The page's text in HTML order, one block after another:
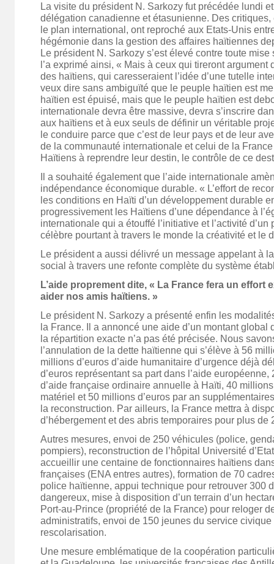
La visite du président N. Sarkozy fut précédée lundi
délégation canadienne et étasunienne. Des
le plan international, ont reproché aux Etats-Unis
hégémonie dans la gestion des affaires haïtiennes
Le président N. Sarkozy s’est élevé contre toute
l’a exprimé ainsi, « Mais à ceux qui tireront argument
des haïtiens, qui caresseraient l’idée d’une tutelle
veux dire sans ambiguïté que le peuple haïtien est
haïtien est épuisé, mais que le peuple haïtien est
internationale devra être massive, devra s’inscrire
aux haïtiens et à eux seuls de définir un véritable
le conduire parce que c’est de leur pays et de leur
de la communauté internationale et celui de la France
Haïtiens à reprendre leur destin, le contrôle de ce
Il a souhaité également que l’aide internationale
indépendance économique durable. « L’effort de
les conditions en Haïti d’un développement durable
progressivement les Haïtiens d’une dépendance à
internationale qui a étouffé l’initiative et l’activité
célèbre pourtant à travers le monde la créativité et le
Le président a aussi délivré un message appelant à
social à travers une refonte complète du système
L’aide proprement dite, « La France fera un effort
aider nos amis haïtiens. »
Le président N. Sarkozy a présenté enfin les
la France. Il a annoncé une aide d’un montant global
la répartition exacte n’a pas été précisée. Nous
l’annulation de la dette haïtienne qui s’élève à 56
millions d’euros d’aide humanitaire d’urgence déjà
d’euros représentant sa part dans l’aide européenne,
d’aide française ordinaire annuelle à Haïti, 40
matériel et 50 millions d’euros par an
la reconstruction. Par ailleurs, la France mettra à
d’hébergement et des abris temporaires pour plus de
Autres mesures, envoi de 250 véhicules (police,
pompiers), reconstruction de l’hôpital Université
accueillir une centaine de fonctionnaires haïtiens
françaises (ENA entres autres), formation de 70
police haïtienne, appui technique pour retrouver 300
dangereux, mise à disposition d’un terrain d’un
Port-au-Prince (propriété de la France) pour reloger
administratifs, envoi de 150 jeunes du service
rescolarisation.
Une mesure emblématique de la coopération